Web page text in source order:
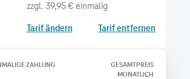
zzgl. 39,95 € einmalig
Tarif ändern Tarif entfernen
ZAHLUNG
GESAMTPREIS
MONATLICH